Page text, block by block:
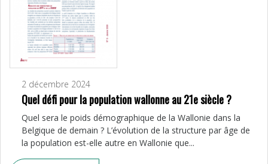
2 décembre 2024
Quel défi pour la population wallonne au 21e siècle ?
Quel sera le poids démographique de la Wallonie dans la
Belgique de demain ? L’évolution de la structure par âge de
la population est-elle autre en Wallonie que...